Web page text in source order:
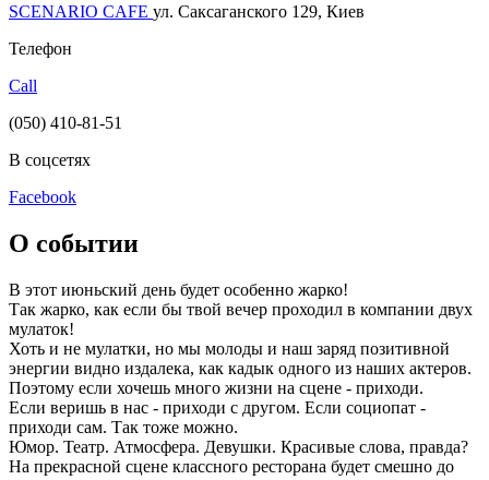
SCENARIO CAFE ул. Саксаганского 129, Киев
Телефон
Call
(050) 410-81-51
В соцсетях
Facebook
О событии
В этот июньский день будет особенно жарко!
Так жарко, как если бы твой вечер проходил в компании двух
мулаток!
Хоть и не мулатки, но мы молоды и наш заряд позитивной
энергии видно издалека, как кадык одного из наших актеров.
Поэтому если хочешь много жизни на сцене - приходи.
Если веришь в нас - приходи с другом. Если социопат -
приходи сам. Так тоже можно.
Юмор. Театр. Атмосфера. Девушки. Красивые слова, правда?
На прекрасной сцене классного ресторана будет смешно до